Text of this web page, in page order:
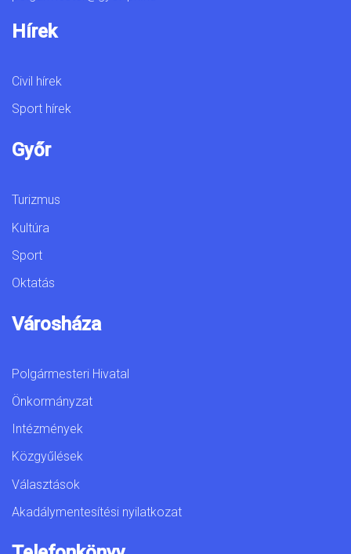
Hírek
Civil hírek
Sport hírek
Győr
Turizmus
Kultúra
Sport
Oktatás
Városháza
Polgármesteri Hivatal
Önkormányzat
Intézmények
Közgyűlések
Választások
Akadálymentesítési nyilatkozat